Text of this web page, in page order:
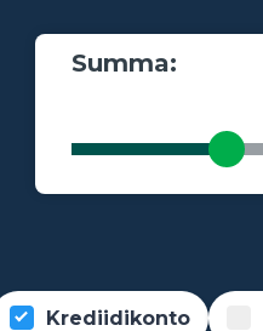
Summa:
Krediidikonto